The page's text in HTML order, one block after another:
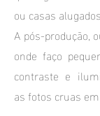
ou casas
A pós-produção,
onde faço
contraste e
as fotos cruas